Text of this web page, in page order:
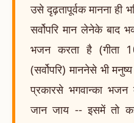
उसे दृढ़तापूर्वक मानना ही
सर्वोपरि मान लेनेके बाद
भजन करता है (गीता
(सर्वोपरि) माननेसे भी
प्रकारसे भगवान्का भजन
जान जाय -- इसमें तो